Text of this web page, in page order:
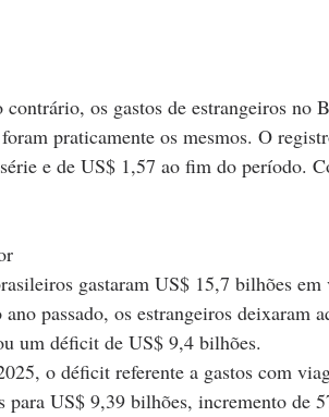
os gastos de estrangeiros no
praticamente os mesmos. O
e de US$ 1,57 ao fim do período.
gastaram US$ 15,7 bilhões em
ano passado, os estrangeiros deixaram
um déficit de US$ 9,4 bilhões.
o déficit referente a gastos com
para US$ 9,39 bilhões, incremento de